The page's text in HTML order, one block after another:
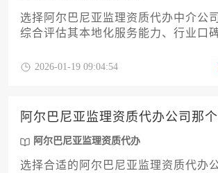
选择阿尔巴尼亚监理资质代办中介公
综合评估其本地化服务能力、行业口
明度、专业团队背景和后续支持体系
2026-01-19 09:04:54
阿尔巴尼亚监理资质代办公司那
阿尔巴尼亚监理资质代办
选择合适的阿尔巴尼亚监理资质代办